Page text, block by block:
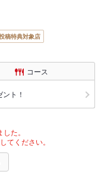
稿特典対象店
コース
ト！
た。
てください。